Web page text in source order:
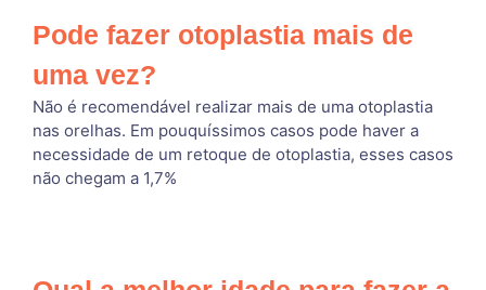
Pode fazer otoplastia mais de
uma vez?
Não é recomendável realizar mais de uma otoplastia
nas orelhas. Em pouquíssimos casos pode haver a
necessidade de um retoque de otoplastia, esses casos
não chegam a 1,7%